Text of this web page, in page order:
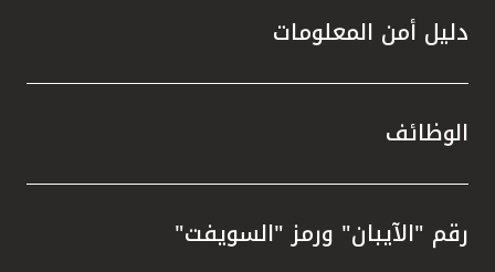
دليل أمن المعلومات
الوظائف
رقم "الآيبان" ورمز "السويفت"